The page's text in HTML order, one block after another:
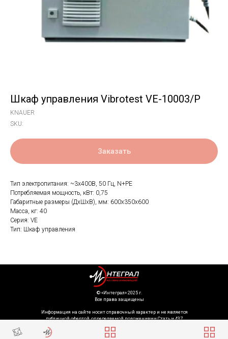
Шкаф управления Vibrotest VE-10003/P
KNAUER
SKU:
Заказать
Тип электропитания: ~3х400В, 50 Гц, N+PE
Потребляемая мощность, кВт: 0,75
Габаритные размеры (ДхШхВ), мм: 600x350x600
Масса, кг: 40
Серия: VE
Тип: Шкаф управления
Информация на сайте носит справочный характер и не является
публичной офертой, определяемой положениями Статьи 437
(спецификация) и комплект поставки товара могут быть изменены
©️ «Интеграл» 2025 г.
Все права защищены